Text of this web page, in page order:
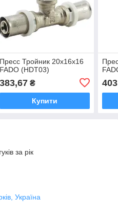
Пресс Тройник 20х16х16
FADO (HDТ03)
383,67₴
Купити
за рік
Україна